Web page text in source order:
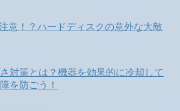
意！？ハードディスクの意外な大敵
対策とは？機器を効果的に冷却して
を防ごう！